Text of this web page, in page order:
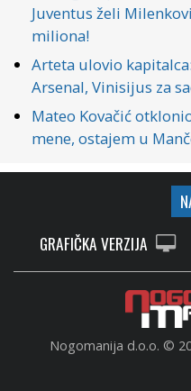
Juventus želi
miliona!
Arteta ulovio
Arsenal, Vinisijus za
Mateo Kovačić
mene, ostajem u
GRAFIČKA VERZIJA
Nogomanija d.o.o. ©